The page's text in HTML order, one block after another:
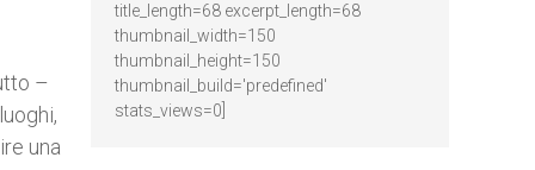
–
una
title_length=68 excerpt_length=68
thumbnail_width=150
thumbnail_height=150
thumbnail_build='predefined'
stats_views=0]